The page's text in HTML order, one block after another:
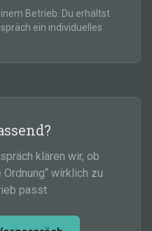
Betrieb. Du erhältst
ein individuelles
klären wir, ob
“ wirklich zu
passt.